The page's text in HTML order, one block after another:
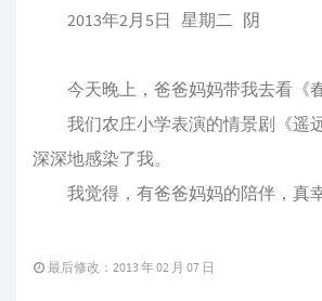
2013年2月5日 星期二 阴
今天晚上，爸爸妈妈带我去看《春
我们农庄小学表演的情景剧《遥远
深深地感染了我。
我觉得，有爸爸妈妈的陪伴，真幸
最后修改：2013 年 02 月 07 日